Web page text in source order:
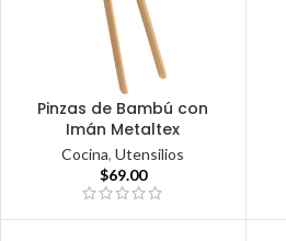
Pinzas de Bambú con
Imán Metaltex
Cocina,Utensilios
$69.00